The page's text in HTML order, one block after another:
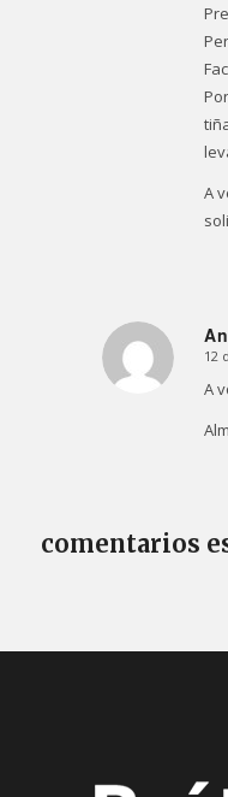
A
12
A
comentarios